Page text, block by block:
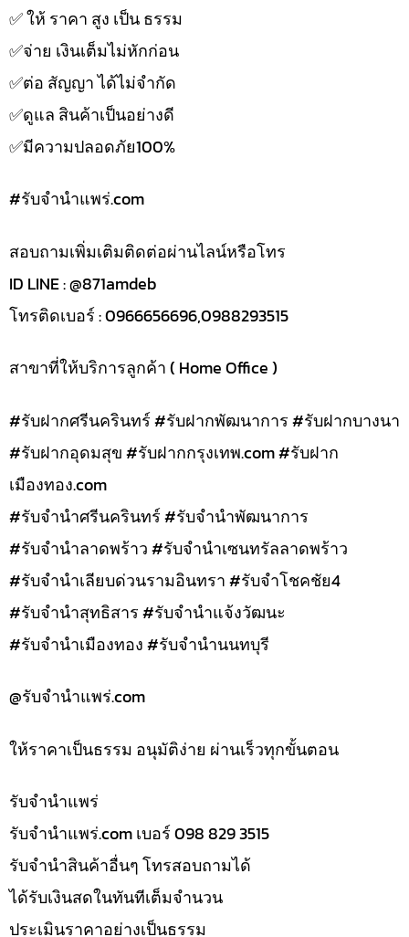
✅️ ให้ ราคา สูง เป็น ธรรม
✅️จ่าย เงินเต็มไม่หักก่อน
✅️ต่อ สัญญา ได้ไม่จำกัด
✅️ดูแล สินค้าเป็นอย่างดี
✅️มีความปลอดภัย100%
#รับจํานําแพร่.com
สอบถามเพิ่มเติมติดต่อผ่านไลน์หรือโทร
ID LINE : @871amdeb
โทรติดเบอร์ : 0966656696,0988293515
สาขาที่ให้บริการลูกค้า ( Home Office )
#รับฝากศรีนครินทร์ #รับฝากพัฒนาการ #รับฝากบางนา
#รับฝากอุดมสุข #รับฝากกรุงเทพ.com #รับฝาก
เมืองทอง.com
#รับจำนำศรีนครินทร์ #รับจำนำพัฒนาการ
#รับจำนำลาดพร้าว #รับจำนำเซนทรัลลาดพร้าว
#รับจำนำเลียบด่วนรามอินทรา #รับจำโชคชัย4
#รับจำนำสุทธิสาร #รับจำนำแจ้งวัฒนะ
#รับจำนำเมืองทอง #รับจำนำนนทบุรี
@รับจํานําแพร่.com
ให้ราคาเป็นธรรม อนุมัติง่าย ผ่านเร็วทุกขั้นตอน
รับจํานำแพร่
รับจํานําแพร่.com เบอร์ 098 829 3515
รับจำนำสินค้าอื่นๆ โทรสอบถามได้
ได้รับเงินสดในทันทีเต็มจำนวน
ประเมินราคาอย่างเป็นธรรม